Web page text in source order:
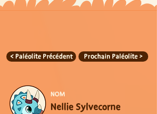
< Paléolite Précédent Prochain Paléolite >
NOM
Nellie Sylvecorne